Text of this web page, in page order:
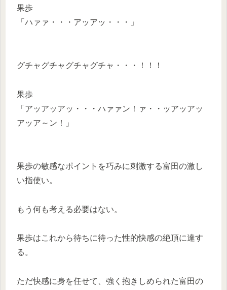
果歩
「ハァァ・・・アッアッ・・・」
グチャグチャグチャグチャ・・・！！！
果歩
「アッアッアッ・・・ハァァン！ァ・・ッアッアッ
アッア～ン！」
果歩の敏感なポイントを巧みに刺激する富田の激し
い指使い。
もう何も考える必要はない。
果歩はこれから待ちに待った性的快感の絶頂に達す
る。
ただ快感に身を任せて、強く抱きしめられた富田の